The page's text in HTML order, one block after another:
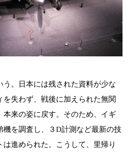
う。日本には残された資料が少な
を失わず、戦後に加えられた無関
本来の姿に戻す。そのため、イギ
機を調査し、３D計測など最新の技
進められた。こうして、里帰り